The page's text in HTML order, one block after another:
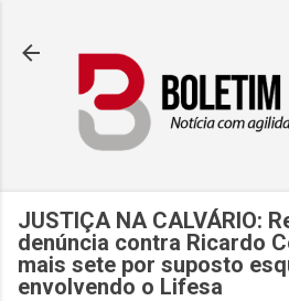
JUSTIÇA NA CALVÁRIO:
denúncia contra Ricardo
mais sete por suposto
envolvendo o Lifesa